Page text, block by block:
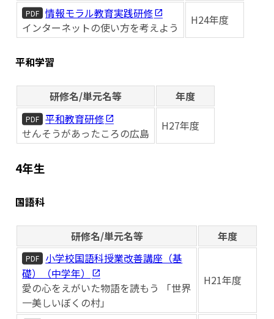
PDF
情報モラル教育実践研修
インターネットの使い方を考えよう
H24年度
平和学習
研修名/単元名等 年度
PDF
平和教育研修
せんそうがあったころの広島
H27年度
4年生
国語科
研修名/単元名等 年度
PDF
小学校国語科授業改善講座（基
礎）（中学年）
愛の心をえがいた物語を読もう 「世界
一美しいぼくの村」
H21年度